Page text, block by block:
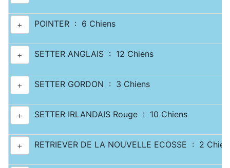
+ POINTER : 6 Chiens
+ SETTER ANGLAIS : 12 Chiens
+ SETTER GORDON : 3 Chiens
+ SETTER IRLANDAIS Rouge : 10 Chiens
+ RETRIEVER DE LA NOUVELLE ECOSSE : 2